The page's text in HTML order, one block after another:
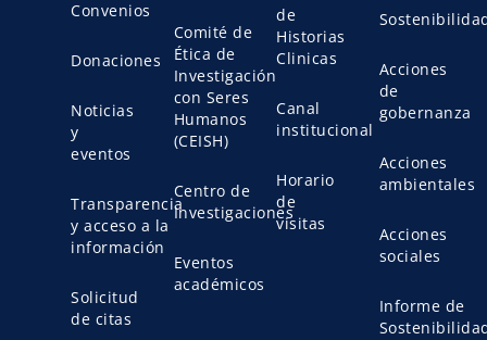
Convenios
Donaciones
Noticias
y
eventos
Transparencia
y acceso a la
información
Solicitud
de citas
Comité de
Ética de
Investigación
con Seres
Humanos
(CEISH)
Centro de
Investigaciones
Eventos
académicos
de
Historias
Clinicas
Canal
institucional
Horario
de
visitas
Acciones
de
gobernanza
Acciones
ambientales
Acciones
sociales
Informe de